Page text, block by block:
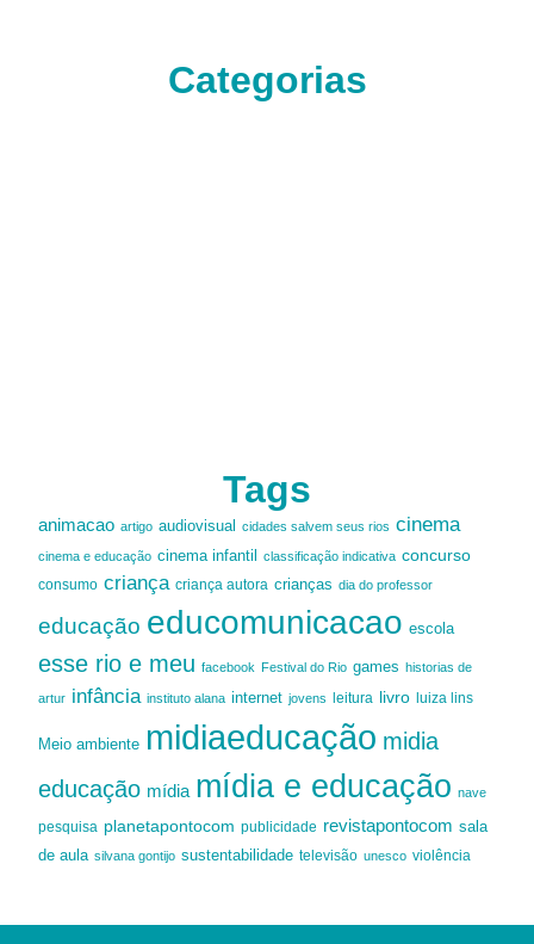
Categorias
Tags
animacao artigo audiovisual cidades salvem seus rios cinema
cinema e educação cinema infantil classificação indicativa concurso
consumo criança criança autora crianças dia do professor
educação educomunicacao escola
esse rio e meu facebook Festival do Rio games historias de
artur infância instituto alana internet jovens leitura livro luiza lins
Meio ambiente midiaeducação midia
educação mídia mídia e educação nave
pesquisa planetapontocom publicidade revistapontocom sala
de aula silvana gontijo sustentabilidade televisão unesco violência